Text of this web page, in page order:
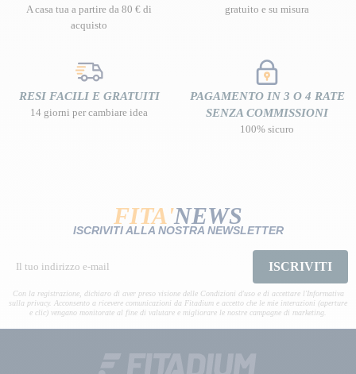
A casa tua a partire da 80 € di
acquisto
gratuito e su misura
RESI FACILI E GRATUITI
14 giorni per cambiare idea
PAGAMENTO IN 3 O 4 RATE
SENZA COMMISSIONI
100% sicuro
FITA'NEWS
ISCRIVITI ALLA NOSTRA NEWSLETTER
ISCRIVITI
Con la registrazione, dichiaro di aver preso visione delle Condizioni d'uso e di accettare l'Informativa
sulla privacy. Acconsento a ricevere comunicazioni da Fitadium e accetto che le mie interazioni (aperture
e clic) vengano monitorate al fine di valutare e migliorare le nostre campagne di marketing.